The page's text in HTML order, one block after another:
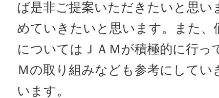
ば是非ご提案いただきたいと思い
めていきたいと思います。また、
についてはＪＡＭが積極的に行っ
Ｍの取り組みなども参考にしてい
います。